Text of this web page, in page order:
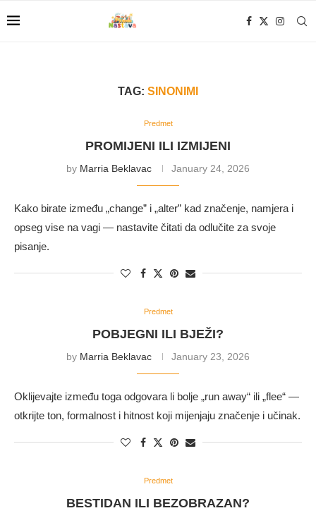
TAG: SINONIMI
Predmet
PROMIJENI ILI IZMIJENI
by Marria Beklavac January 24, 2026
Kako birate između „change” i „alter” kad značenje, namjera i
opseg vise na vagi — nastavite čitati da odlučite za svoje
pisanje.
Predmet
POBJEGNI ILI BJEŽI?
by Marria Beklavac January 23, 2026
Oklijevajte između toga odgovara li bolje „run away“ ili „flee“ —
otkrijte ton, formalnost i hitnost koji mijenjaju značenje i učinak.
Predmet
BESTIDAN ILI BEZOBRAZAN?